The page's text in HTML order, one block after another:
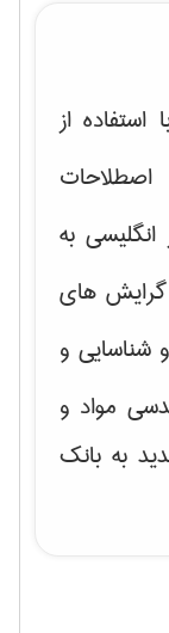
از
به
های
شناسایی و
مواد و
به بانک